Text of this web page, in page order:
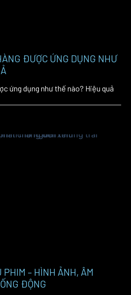
ĐƯỢC ỨNG DỤNG NHƯ
ứng dụng như thế nào? Hiệu quả
– HÌNH ẢNH, ÂM
ĐỘNG